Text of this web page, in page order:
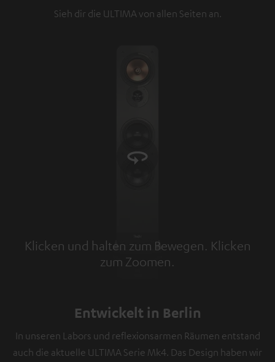
Sieh dir die ULTIMA von allen Seiten an.
Klicken und halten zum Bewegen. Klicken
zum Zoomen.
Tap to zoom
Entwickelt in Berlin
In unseren Labors und reflexionsarmen Räumen entstand
auch die aktuelle ULTIMA Serie Mk4. Das Design haben wir